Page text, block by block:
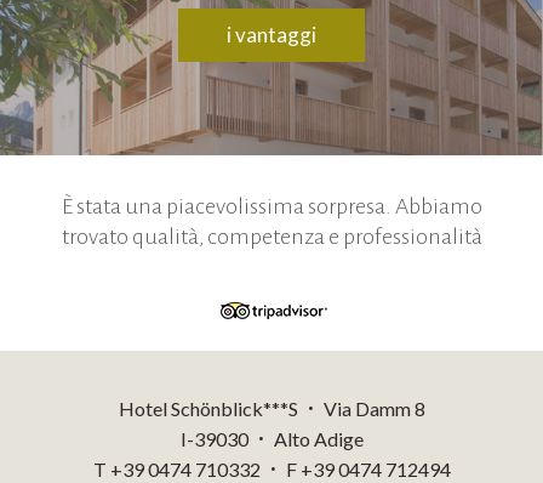
i vantaggi
È stata una piacevolissima sorpresa. Abbiamo
trovato qualità, competenza e professionalità
Hotel Schönblick***S •
Via Damm 8
I-39030
•
Alto Adige
T +39 0474 710332
•
F +39 0474 712494